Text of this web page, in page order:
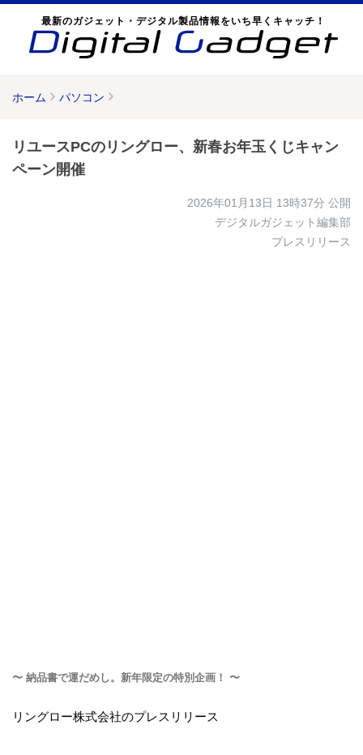
最新のガジェット・デジタル製品情報をいち早くキャッチ！
ホーム パソコン
リユースPCのリングロー、新春お年玉くじキャン
ペーン開催
2026年01月13日 13時37分 公開
デジタルガジェット編集部
プレスリリース
〜 納品書で運だめし。新年限定の特別企画！ 〜
リングロー株式会社のプレスリリース